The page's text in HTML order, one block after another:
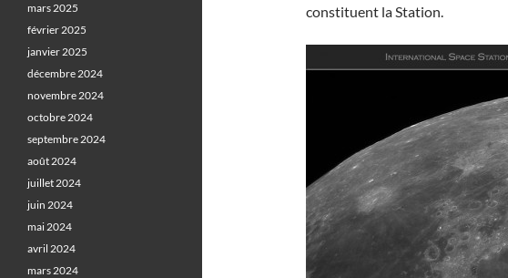
constituent la Station.
mars 2025
février 2025
janvier 2025
décembre 2024
novembre 2024
octobre 2024
septembre 2024
août 2024
juillet 2024
juin 2024
mai 2024
avril 2024
mars 2024